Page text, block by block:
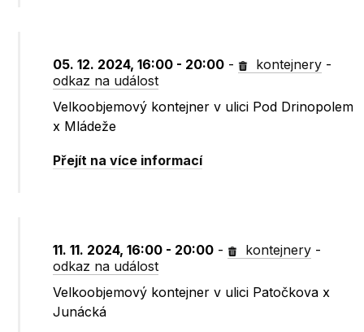
05. 12. 2024, 16:00 - 20:00 - kontejnery -
odkaz na událost
Velkoobjemový kontejner v ulici Pod Drinopolem
x Mládeže
Přejít na více informací
11. 11. 2024, 16:00 - 20:00 - kontejnery -
odkaz na událost
Velkoobjemový kontejner v ulici Patočkova x
Junácká